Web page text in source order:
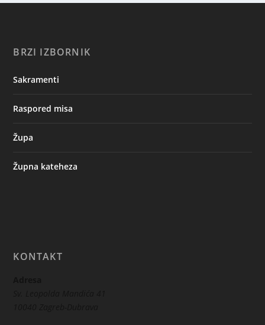
BRZI IZBORNIK
Sakramenti
Raspored misa
Župa
Župna kateheza
KONTAKT